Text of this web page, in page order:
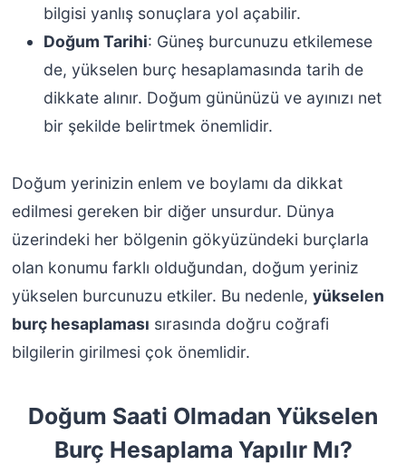
bilgisi yanlış sonuçlara yol açabilir.
Doğum Tarihi: Güneş burcunuzu etkilemese
de, yükselen burç hesaplamasında tarih de
dikkate alınır. Doğum gününüzü ve ayınızı net
bir şekilde belirtmek önemlidir.
Doğum yerinizin enlem ve boylamı da dikkat
edilmesi gereken bir diğer unsurdur. Dünya
üzerindeki her bölgenin gökyüzündeki burçlarla
olan konumu farklı olduğundan, doğum yeriniz
yükselen burcunuzu etkiler. Bu nedenle, yükselen
burç hesaplaması sırasında doğru coğrafi
bilgilerin girilmesi çok önemlidir.
Doğum Saati Olmadan Yükselen
Burç Hesaplama Yapılır Mı?